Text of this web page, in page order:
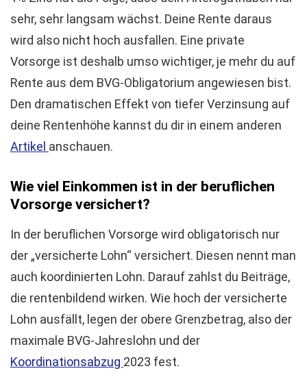
sehr, sehr langsam wächst. Deine Rente daraus
wird also nicht hoch ausfallen. Eine private
Vorsorge ist deshalb umso wichtiger, je mehr du auf
Rente aus dem BVG-Obligatorium angewiesen bist.
Den dramatischen Effekt von tiefer Verzinsung auf
deine Rentenhöhe kannst du dir in einem anderen
Artikel anschauen.
Wie viel Einkommen ist in der beruflichen
Vorsorge versichert?
In der beruflichen Vorsorge wird obligatorisch nur
der „versicherte Lohn“ versichert. Diesen nennt man
auch koordinierten Lohn. Darauf zahlst du Beiträge,
die rentenbildend wirken. Wie hoch der versicherte
Lohn ausfällt, legen der obere Grenzbetrag, also der
maximale BVG-Jahreslohn und der
Koordinationsabzug 2023 fest.